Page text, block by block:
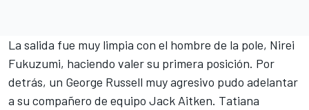
La salida fue muy limpia con el hombre de la pole, Nirei
Fukuzumi, haciendo valer su primera posición. Por
detrás, un George Russell muy agresivo pudo adelantar
a su compañero de equipo Jack Aitken. Tatiana